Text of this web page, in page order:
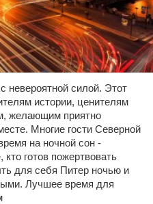
невероятной силой. Этот
истории, ценителям
желающим приятно
Многие гости Северной
на ночной сон -
готов пожертвовать
для себя Питер ночью и
Лучшее время для